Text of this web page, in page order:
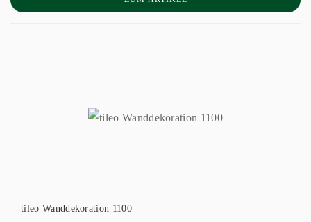
tileo Wanddekoration 1100